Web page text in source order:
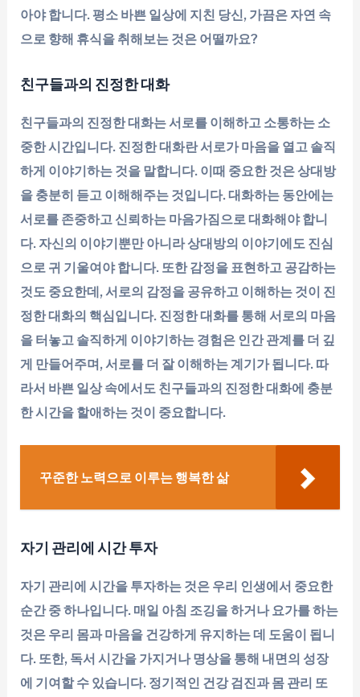
아야 합니다. 평소 바쁜 일상에 지친 당신, 가끔은 자연 속
으로 향해 휴식을 취해보는 것은 어떨까요?
친구들과의 진정한 대화
친구들과의 진정한 대화는 서로를 이해하고 소통하는 소
중한 시간입니다. 진정한 대화란 서로가 마음을 열고 솔직
하게 이야기하는 것을 말합니다. 이때 중요한 것은 상대방
을 충분히 듣고 이해해주는 것입니다. 대화하는 동안에는
서로를 존중하고 신뢰하는 마음가짐으로 대화해야 합니
다. 자신의 이야기뿐만 아니라 상대방의 이야기에도 진심
으로 귀 기울여야 합니다. 또한 감정을 표현하고 공감하는
것도 중요한데, 서로의 감정을 공유하고 이해하는 것이 진
정한 대화의 핵심입니다. 진정한 대화를 통해 서로의 마음
을 터놓고 솔직하게 이야기하는 경험은 인간 관계를 더 깊
게 만들어주며, 서로를 더 잘 이해하는 계기가 됩니다. 따
라서 바쁜 일상 속에서도 친구들과의 진정한 대화에 충분
한 시간을 할애하는 것이 중요합니다.
꾸준한 노력으로 이루는 행복한 삶
자기 관리에 시간 투자
자기 관리에 시간을 투자하는 것은 우리 인생에서 중요한
순간 중 하나입니다. 매일 아침 조깅을 하거나 요가를 하는
것은 우리 몸과 마음을 건강하게 유지하는 데 도움이 됩니
다. 또한, 독서 시간을 가지거나 명상을 통해 내면의 성장
에 기여할 수 있습니다. 정기적인 건강 검진과 몸 관리 또